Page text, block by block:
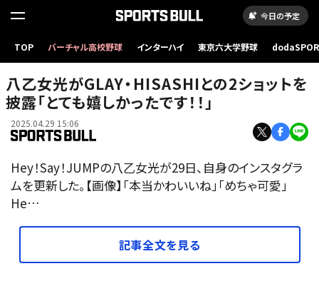
今日の予定
TOP バーチャル高校野球 インターハイ 東京六大学野球
八乙女光がGLAY・HISASHIとの2ショットを
披露「とても嬉しかったです！！」
2025.04.29 15:06
Hey！Say！JUMPの八乙女光が29日、自身のインスタグラ
ムを更新した。【画像】「本当かわいいね」「めちゃ可愛」
He…
記事全文を見る